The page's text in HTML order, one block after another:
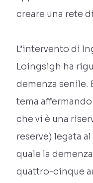
creare una rete
L’intervento di
Loingsigh ha
demenza
tema
che vi è una
reserve) legata
quale la
quattro-cinque